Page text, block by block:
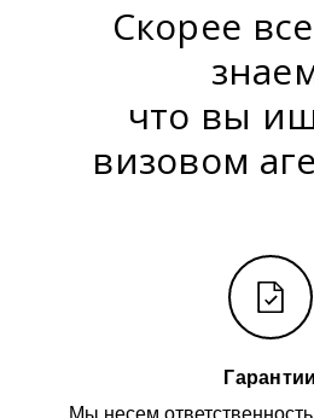
Скорее
что вы
визовом
Гарантии